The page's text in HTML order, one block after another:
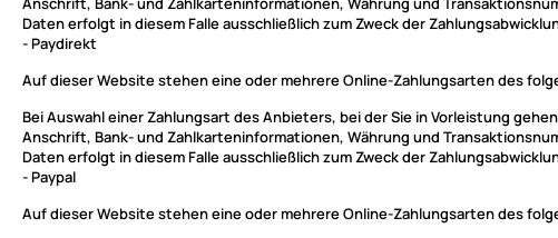
Daten erfolgt in diesem Falle ausschließlich zum Zweck der
- Paydirekt
Auf dieser Website stehen eine oder mehrere Online-Zahlungsarten des
Bei Auswahl einer Zahlungsart des Anbieters, bei der Sie in Vorleistung
Anschrift, Bank- und Zahlkarteninformationen, Währung und
Daten erfolgt in diesem Falle ausschließlich zum Zweck der
- Paypal
Auf dieser Website stehen eine oder mehrere Online-Zahlungsarten des